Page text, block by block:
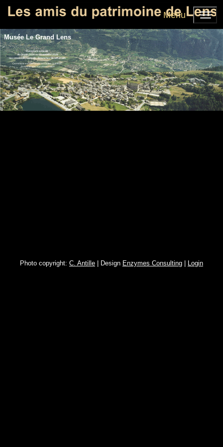
Menu
Musée Le Grand Lens
Ouverture estivale :
du 26 juin 2026 au 18 octobre 2026
les vendredis, samedis, dimanches de 15h à 18h
Ouverture sur demande ou visites guidées :
En tout temps, sur réservation
Photo copyright: C. Antille | Design Enzymes Consulting Login